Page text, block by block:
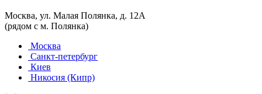
Москва, ул. Малая Полянка, д. 12А
(рядом с м. Полянка)
Москва
Санкт-петербург
Киев
Никосия (Кипр)